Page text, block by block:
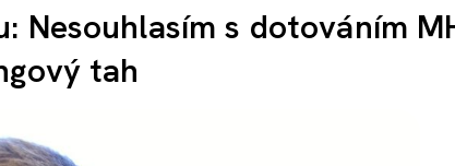
Nesouhlasím s dotováním
tah